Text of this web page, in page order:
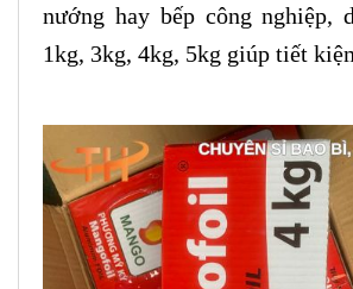
nướng hay bếp công nghiệp,
1kg, 3kg, 4kg, 5kg giúp tiết